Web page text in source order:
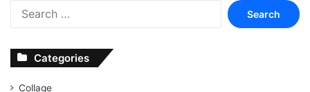
Search
for:
Categories
Collage